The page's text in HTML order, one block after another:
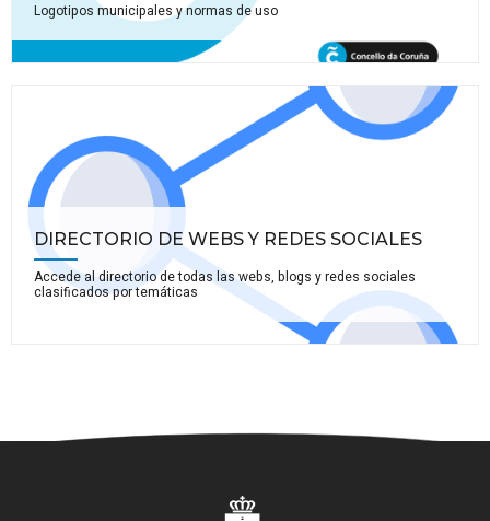
Logotipos municipales y normas de uso
DIRECTORIO DE WEBS Y REDES SOCIALES
Accede al directorio de todas las webs, blogs y redes sociales
clasificados por temáticas